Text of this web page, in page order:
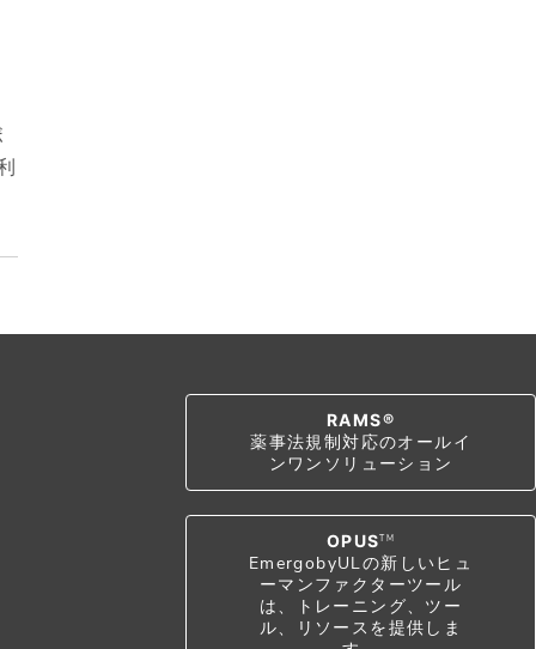
RAMS®
薬事法規制対応のオールイ
ンワンソリューション
OPUSTM
EmergobyULの新しいヒュ
ーマンファクターツール
は、トレーニング、ツー
ル、リソースを提供しま